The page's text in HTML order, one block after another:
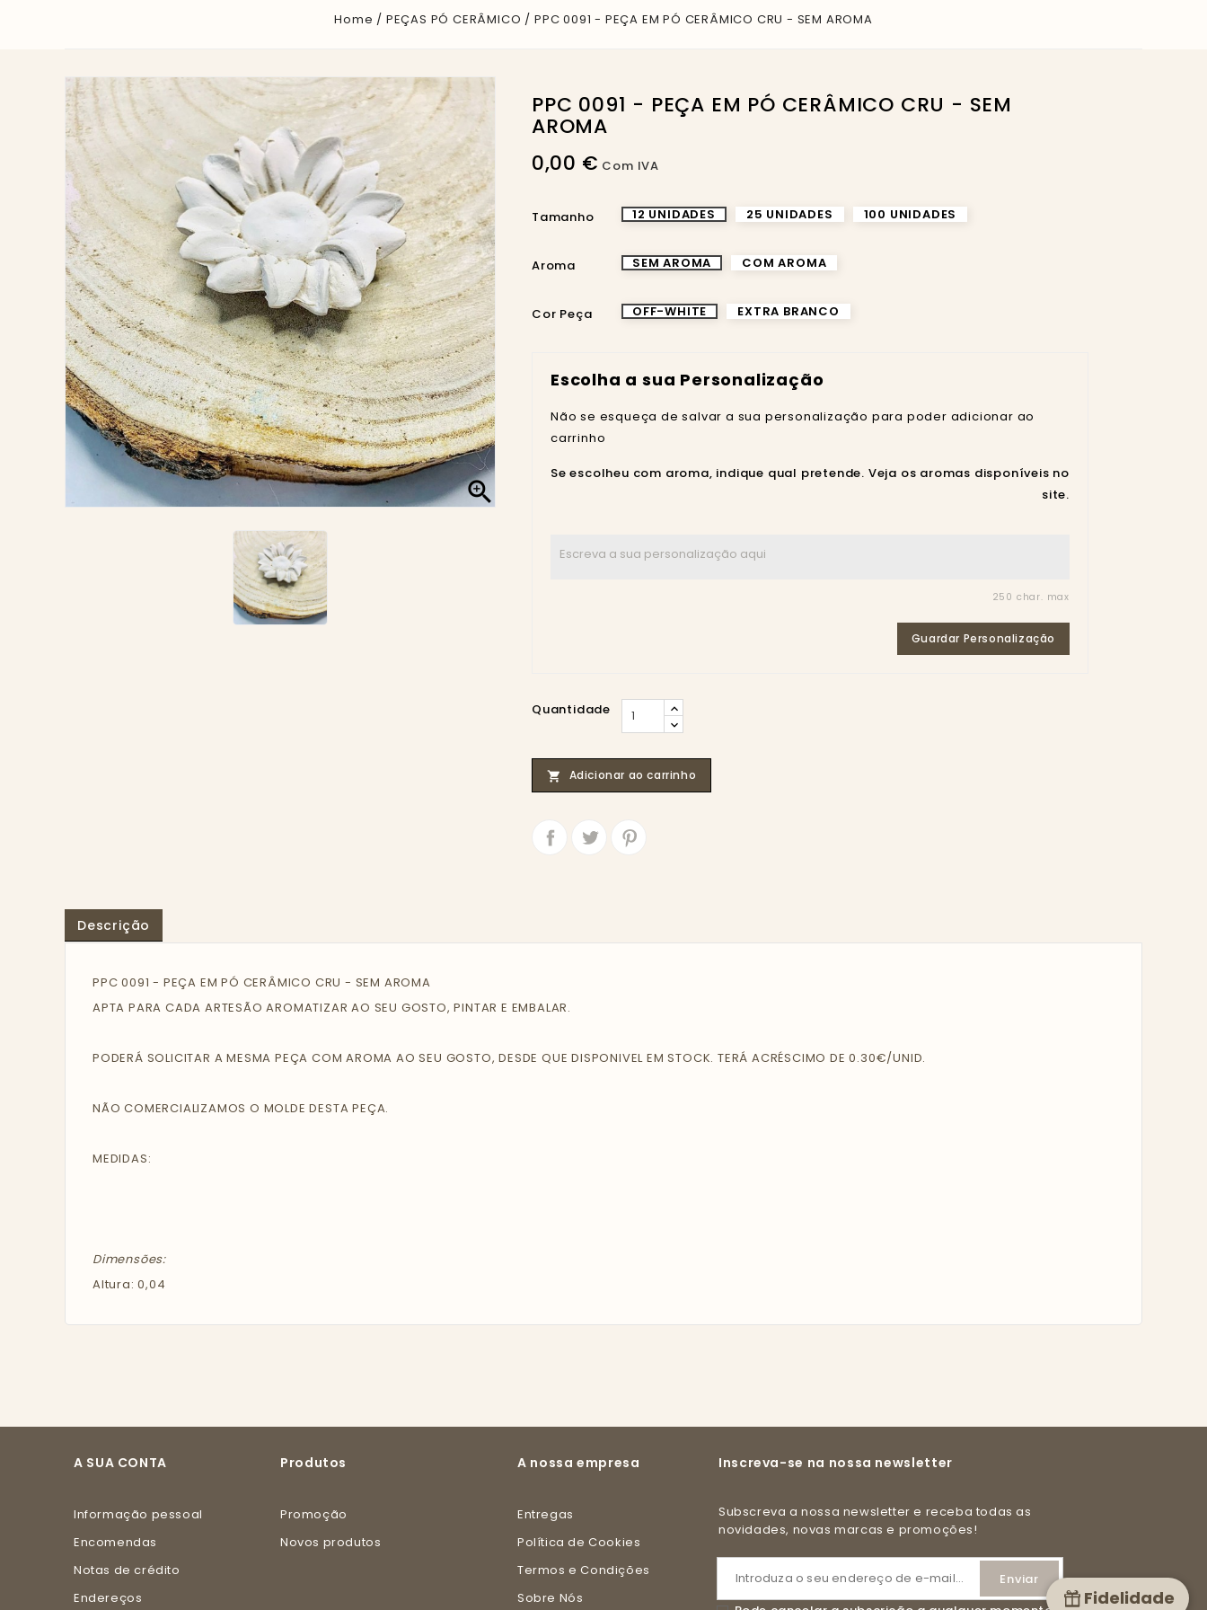
Home PEÇAS PÓ CERÂMICO PPC 0091 - PEÇA EM PÓ CERÂMICO CRU - SEM AROMA

PPC 0091 - PEÇA EM PÓ CERÂMICO CRU - SEM
AROMA
0,00 €
Com IVA
Tamanho 12 UNIDADES 25 UNIDADES 100 UNIDADES
Aroma SEM AROMA COM AROMA
Cor Peça OFF-WHITE EXTRA BRANCO
Escolha a sua Personalização
Não se esqueça de salvar a sua personalização para poder adicionar ao
carrinho
Se escolheu com aroma, indique qual pretende. Veja os aromas disponíveis no
site.
250 char. max
Guardar Personalização
Quantidade
 Adicionar ao carrinho
Descrição
PPC 0091 - PEÇA EM PÓ CERÂMICO CRU - SEM AROMA
APTA PARA CADA ARTESÃO AROMATIZAR AO SEU GOSTO, PINTAR E EMBALAR.
PODERÁ SOLICITAR A MESMA PEÇA COM AROMA AO SEU GOSTO, DESDE QUE DISPONIVEL EM STOCK. TERÁ ACRÉSCIMO DE 0.30€/UNID.
NÃO COMERCIALIZAMOS O MOLDE DESTA PEÇA.
MEDIDAS:
Dimensões:
Altura: 0,04
A SUA CONTA
Informação pessoal
Encomendas
Notas de crédito
Endereços
Inscreva-se na nossa newsletter
Subscreva a nossa newsletter e receba todas as
novidades, novas marcas e promoções!
Produtos
Promoção
Novos produtos
A nossa empresa
Entregas
Política de Cookies
Termos e Condições
Sobre Nós
Fidelidade